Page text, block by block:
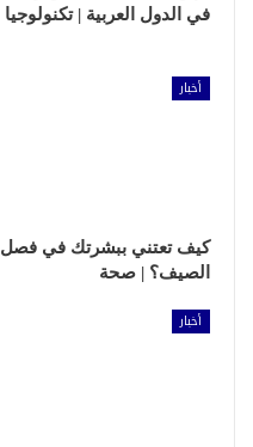
في الدول العربية | تكنولوجيا
أخبار
كيف تعتني ببشرتك في فصل
الصيف؟ | صحة
أخبار